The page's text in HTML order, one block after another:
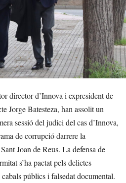
director d’Innova i expresident de
Jorge Batesteza, han assolit un
sessió del judici del cas d’Innova,
de corrupció darrere la
Joan de Reus. La defensa de
s’ha pactat pels delictes
públics i falsedat documental.